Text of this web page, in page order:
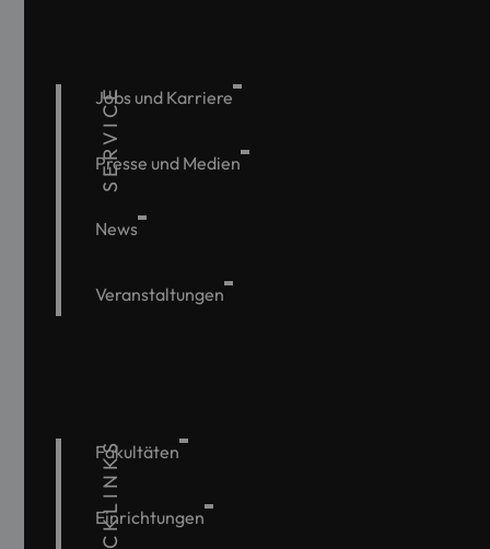
SERVICE
Jobs und Karriere
Presse und Medien
News
Veranstaltungen
Fakultäten
Einrichtungen